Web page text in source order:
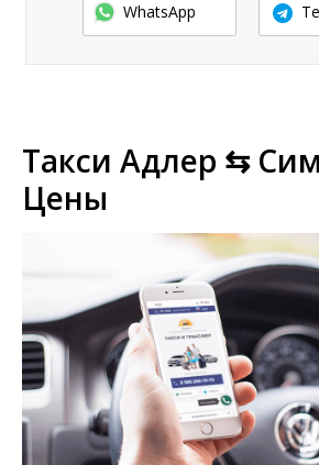
WhatsApp
Такси Адлер ⇆
Цены